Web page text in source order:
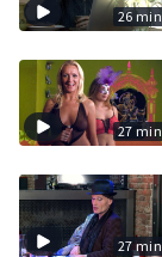
26 min
27 min
27 min